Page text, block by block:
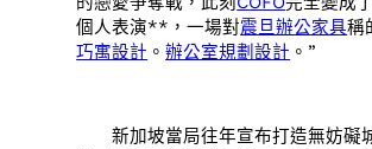
個人表演**，一場對震旦辦公家具稱
巧寓設計 。辦公室規劃設計 。”
新加坡當局往年宣布打造無妨礙